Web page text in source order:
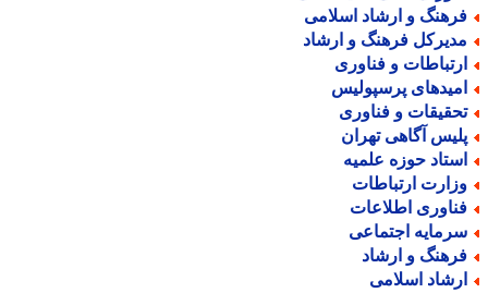
و ارشاد اسلامی
فرهنگ و ارشاد
و فناوری
پرسپولیس
و فناوری
آگاهی تهران
حوزه علمیه
ارتباطات
اطلاعات
اجتماعی
و ارشاد
اسلامی